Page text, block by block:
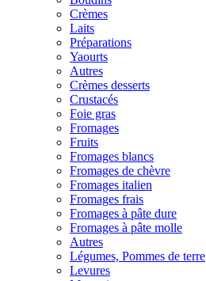
Crèmes
Laits
Préparations
Yaourts
Autres
Crèmes desserts
Crustacés
Foie gras
Fromages
Fruits
Fromages blancs
Fromages de chèvre
Fromages italien
Fromages frais
Fromages à pâte dure
Fromages à pâte molle
Autres
Légumes, Pommes de terre
Levures